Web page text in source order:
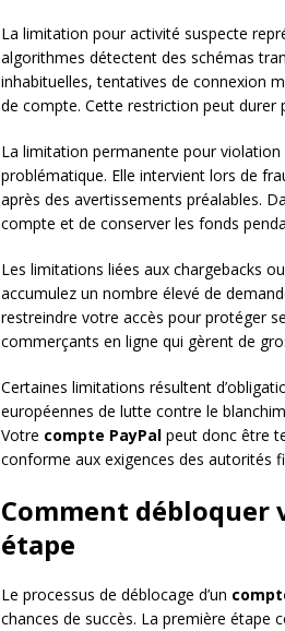
La limitation pour activité suspecte
algorithmes détectent des schémas
inhabituelles, tentatives de connexion
de compte. Cette restriction peut durer
La limitation permanente pour violation
problématique. Elle intervient lors de
après des avertissements préalables.
compte et de conserver les fonds
Les limitations liées aux chargebacks
accumulez un nombre élevé de
restreindre votre accès pour protéger
commerçants en ligne qui gèrent de
Certaines limitations résultent
européennes de lutte contre le
Votre compte PayPal peut donc être
conforme aux exigences des autorités
Comment débloquer
étape
Le processus de déblocage d’un
chances de succès. La première